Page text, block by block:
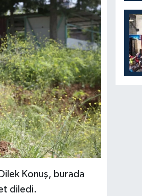
Konuş, burada
diledi.